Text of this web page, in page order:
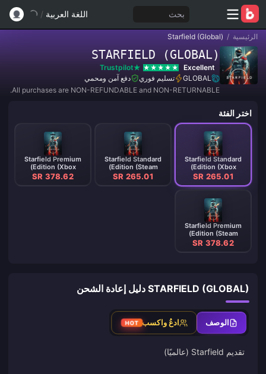
بحث اللغة العربية /
الرئيسية /
Starfield (Global)
STARFIELD (GLOBAL)
Excellent
Trustpilot
GLOBAL
تسليم فوري
دفع آمن ومحمي
All purchases are NON-REFUNDABLE and NON-RETURNABLE.
اختر الفئة
Starfield Standard
Edition (Xbox)
SR 265.01
Starfield Standard
Edition (Steam)
SR 265.01
Starfield Premium
Edition (Xbox)
SR 378.62
Starfield Premium
Edition (Steam)
SR 378.62
STARFIELD (GLOBAL) دليل إعادة الشحن
الوصف ادعُ واكسب HOT